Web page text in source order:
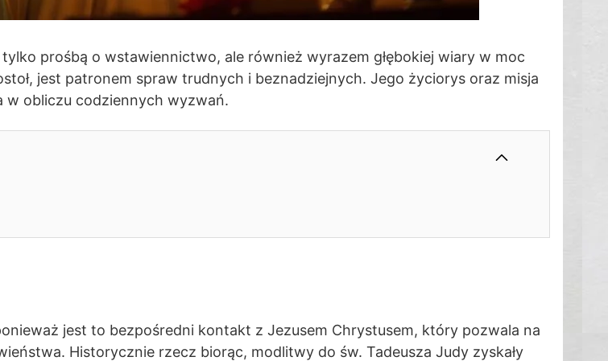
prośbą o wstawiennictwo, ale również wyrazem głębokiej wiary w moc
jest patronem spraw trudnych i beznadziejnych. Jego życiorys oraz misja
w obliczu codziennych wyzwań.
jest to bezpośredni kontakt z Jezusem Chrystusem, który pozwala na
Historycznie rzecz biorąc, modlitwy do św. Tadeusza Judy zyskały